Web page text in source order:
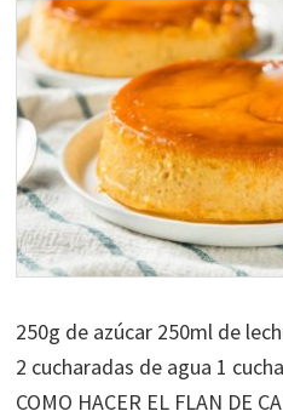
250g de azúcar 250ml de
2 cucharadas de agua 1
COMO HACER EL FLAN DE